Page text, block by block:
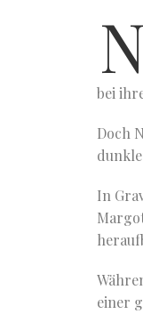
N
bei
Doch
In
einer